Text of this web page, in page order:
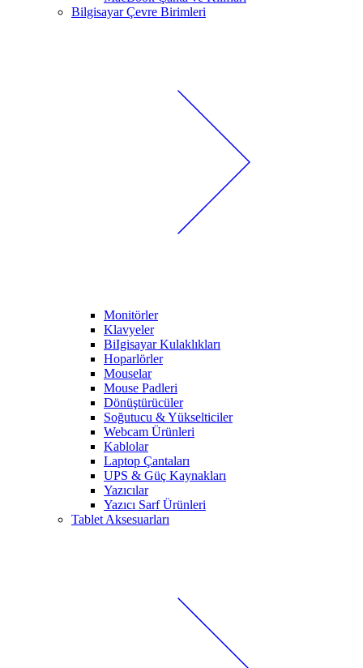
Bilgisayar Çevre Birimleri
Monitörler
Klavyeler
BiIgisayar Kulaklıkları
Hoparlörler
Mouselar
Mouse Padleri
Dönüştürücüler
Soğutucu & Yükselticiler
Webcam Ürünleri
Kablolar
Laptop Çantaları
UPS & Güç Kaynakları
Yazıcılar
Yazıcı Sarf Ürünleri
Tablet Aksesuarları